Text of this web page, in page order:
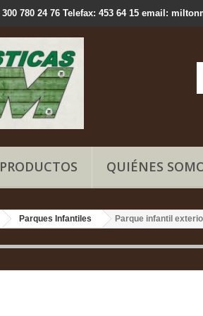
300 780 24 76 Telefax: 453 64 15 email:
PRODUCTOS QUIÉNES
Parques Infantiles Parque infantil